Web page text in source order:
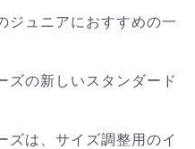
ジュニアにおすすめの一
ズの新しいスタンダード
は、サイズ調整用のイ